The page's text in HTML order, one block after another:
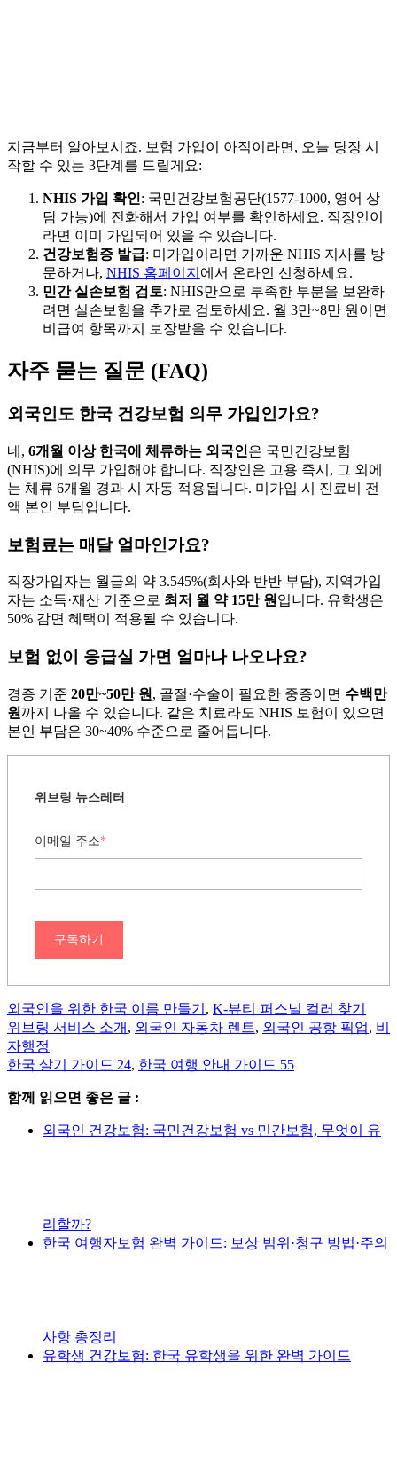
지금부터 알아보시죠. 보험 가입이 아직이라면, 오늘 당장 시
작할 수 있는 3단계를 드릴게요:
NHIS 가입 확인: 국민건강보험공단(1577-1000, 영어 상
담 가능)에 전화해서 가입 여부를 확인하세요. 직장인이
라면 이미 가입되어 있을 수 있습니다.
건강보험증 발급: 미가입이라면 가까운 NHIS 지사를 방
문하거나, NHIS 홈페이지 에서 온라인 신청하세요.
민간 실손보험 검토: NHIS만으로 부족한 부분을 보완하
려면 실손보험을 추가로 검토하세요. 월 3만~8만 원이면
비급여 항목까지 보장받을 수 있습니다.
자주 묻는 질문 (FAQ)
외국인도 한국 건강보험 의무 가입인가요?
네, 6개월 이상 한국에 체류하는 외국인은 국민건강보험
(NHIS)에 의무 가입해야 합니다. 직장인은 고용 즉시, 그 외에
는 체류 6개월 경과 시 자동 적용됩니다. 미가입 시 진료비 전
액 본인 부담입니다.
보험료는 매달 얼마인가요?
직장가입자는 월급의 약 3.545%(회사와 반반 부담), 지역가입
자는 소득·재산 기준으로 최저 월 약 15만 원 입니다. 유학생은
50% 감면 혜택이 적용될 수 있습니다.
보험 없이 응급실 가면 얼마나 나오나요?
경증 기준 20만~50만 원 , 골절·수술이 필요한 중증이면 수백만
원 까지 나올 수 있습니다. 같은 치료라도 NHIS 보험이 있으면
본인 부담은 30~40% 수준으로 줄어듭니다.
위브링 뉴스레터
이메일 주소*
구독하기
외국인을 위한 한국 이름 만들기 , K-뷰티 퍼스널 컬러 찾기
위브링 서비스 소개 , 외국인 자동차 렌트, 외국인 공항 픽업, 비
자행정
한국 살기 가이드 24, 한국 여행 안내 가이드 55
함께 읽으면 좋은 글 :
외국인 건강보험: 국민건강보험 vs 민간보험, 무엇이 유
리할까?
한국 여행자보험 완벽 가이드: 보상 범위·청구 방법·주의
사항 총정리
유학생 건강보험: 한국 유학생을 위한 완벽 가이드